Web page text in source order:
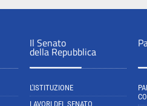
Il Senato
della Repubblica
L'ISTITUZIONE
LAVORI DEL SENATO